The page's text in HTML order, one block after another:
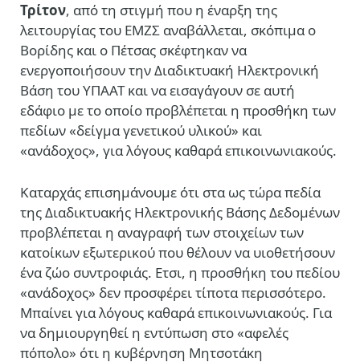
Τρίτον, από τη στιγμή που η έναρξη της
λειτουργίας του ΕΜΖΣ αναβάλλεται, σκόπιμα ο
Βορίδης και ο Πέτσας σκέφτηκαν να
ενεργοποιήσουν την Διαδικτυακή Ηλεκτρονική
Βάση του ΥΠΑΑΤ και να εισαγάγουν σε αυτή
εδάφιο με το οποίο προβλέπεται η προσθήκη των
πεδίων «δείγμα γενετικού υλικού» και
«ανάδοχος», για λόγους καθαρά επικοινωνιακούς.
Καταρχάς επισημάνουμε ότι στα ως τώρα πεδία
της Διαδικτυακής Ηλεκτρονικής Βάσης Δεδομένων
προβλέπεται η αναγραφή των στοιχείων των
κατοίκων εξωτερικού που θέλουν να υιοθετήσουν
ένα ζώο συντροφιάς. Ετσι, η προσθήκη του πεδίου
«ανάδοχος» δεν προσφέρει τίποτα περισσότερο.
Μπαίνει για λόγους καθαρά επικοινωνιακούς. Για
να δημιουργηθεί η εντύπωση στο «αφελές
πόπολο» ότι η κυβέρνηση Μητσοτάκη